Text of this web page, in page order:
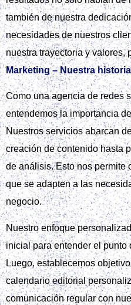
también de nuestra
necesidades de nuestros
nuestra trayectoria y valores,
Marketing – Nuestra historia
Como una agencia de redes
entendemos la importancia
Nuestros servicios abarcan
creación de contenido hasta
de análisis. Esto nos permite
que se adapten a las
negocio.
Nuestro enfoque
inicial para entender el punto
Luego, establecemos
calendario editorial
comunicación regular con